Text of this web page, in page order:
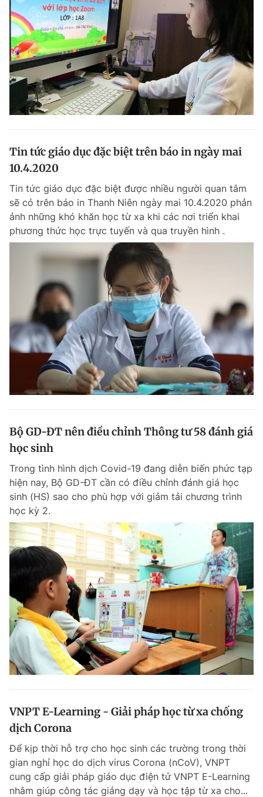
Tin tức giáo dục đặc biệt trên báo in ngày mai
10.4.2020
Tin tức giáo dục đặc biệt được nhiều người quan tâm
sẽ có trên báo in Thanh Niên ngày mai 10.4.2020 phản
ảnh những khó khăn học từ xa khi các nơi triển khai
phương thức học trực tuyến và qua truyền hình .
Bộ GD-ĐT nên điều chỉnh Thông tư 58 đánh giá
học sinh
Trong tình hình dịch Covid-19 đang diễn biến phức tạp
hiện nay, Bộ GD-ĐT cần có điều chỉnh đánh giá học
sinh (HS) sao cho phù hợp với giảm tải chương trình
học kỳ 2.
VNPT E-Learning - Giải pháp học từ xa chống
dịch Corona
Để kịp thời hỗ trợ cho học sinh các trường trong thời
gian nghỉ học do dịch virus Corona (nCoV), VNPT
cung cấp giải pháp giáo dục điện tử VNPT E-Learning
nhằm giúp công tác giảng dạy và học tập từ xa cho...